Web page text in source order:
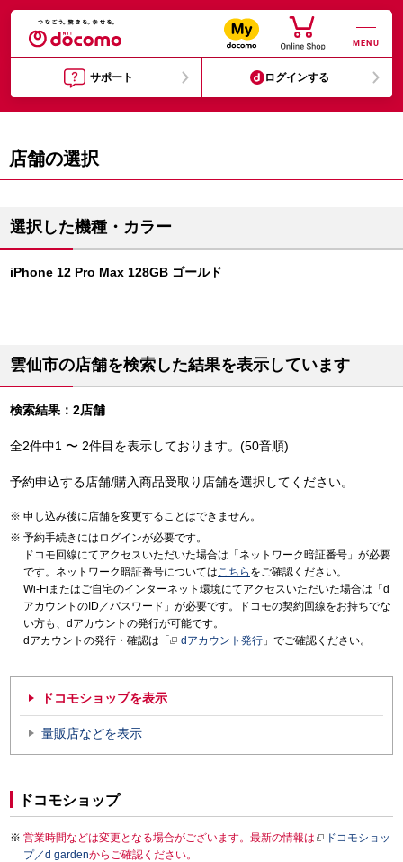
MENU
サポート ログインする
店舗の選択
選択した機種・カラー
iPhone 12 Pro Max 128GB ゴールド
雲仙市の店舗を検索した結果を表示しています
検索結果：2店舗
全2件中1 〜 2件目を表示しております。(50音順)
予約申込する店舗/購入商品受取り店舗を選択してください。
申し込み後に店舗を変更することはできません。
予約手続きにはログインが必要です。
ドコモ回線にてアクセスいただいた場合は「ネットワーク暗証番号」が必要
です。ネットワーク暗証番号についてはこちら をご確認ください。
Wi-Fiまたはご自宅のインターネット環境にてアクセスいただいた場合は「d
アカウントのID／パスワード」が必要です。ドコモの契約回線をお持ちでな
い方も、dアカウントの発行が可能です。
dアカウントの発行・確認は「
dアカウント発行 」でご確認ください。
ドコモショップを表示
量販店などを表示
ドコモショップ
営業時間などは変更となる場合がございます。最新の情報は
ドコモショッ
プ／d gardenからご確認ください。